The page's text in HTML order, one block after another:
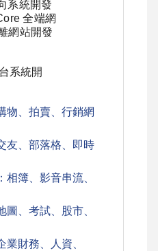
系統開發
全端網
網站開發
系統開
物、拍賣、行銷網
友、部落格、即時
相簿、影音串流、
圖、考試、股市、
業財務、人資、